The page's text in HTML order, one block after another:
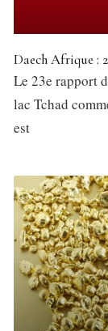
Daech Afrique :
Le 23e rapport
lac Tchad
est